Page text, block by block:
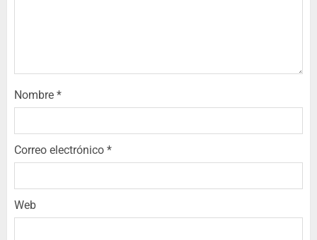
Nombre *
Correo electrónico *
Web